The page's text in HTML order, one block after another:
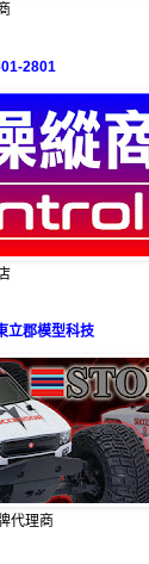
2801
立郡模型科技
代理商